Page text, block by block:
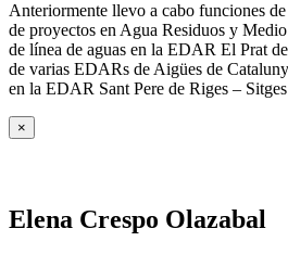
Anteriormente llevo a cabo funciones
de proyectos en Agua Residuos y
de línea de aguas en la EDAR El Prat
de varias EDARs de Aigües de
en la EDAR Sant Pere de Riges – Sitges
×
Elena Crespo Olazabal